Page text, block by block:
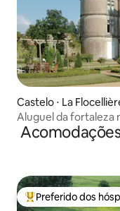
Castelo ⋅ La
Aluguel da fortaleza
Entre os melhores
Preferido dos